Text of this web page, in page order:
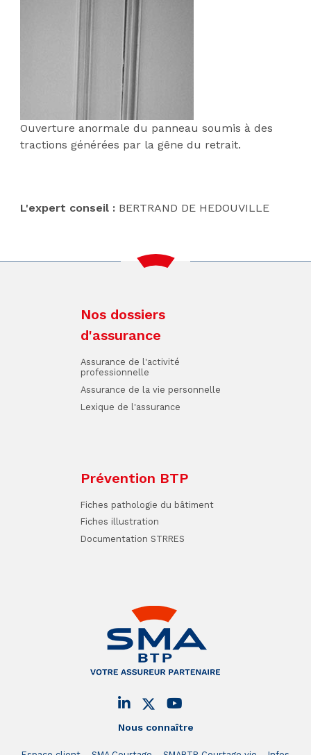
Ouverture anormale du panneau soumis à des
tractions générées par la gêne du retrait.
L'expert conseil : BERTRAND DE HEDOUVILLE
Nous connaître
Nos dossiers
d'assurance
Assurance de l'activité
professionnelle
Assurance de la vie personnelle
Lexique de l'assurance
Prévention BTP
Fiches pathologie du bâtiment
Fiches illustration
Documentation STRRES